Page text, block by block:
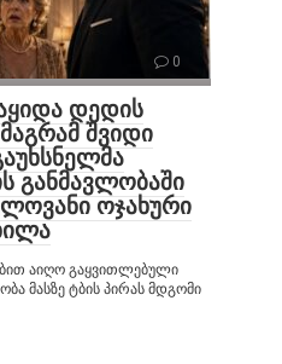
0
დედის
შვიდი
განმავლობაში
ოჯახური
აიღო გაყვითლებული
მასზე ტბის პირას მდგომი